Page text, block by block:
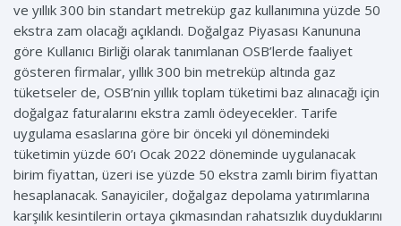
ve yıllık 300 bin standart metreküp gaz kullanımına yüzde 50
ekstra zam olacağı açıklandı. Doğalgaz Piyasası Kanununa
göre Kullanıcı Birliği olarak tanımlanan OSB’lerde faaliyet
gösteren firmalar, yıllık 300 bin metreküp altında gaz
tüketseler de, OSB’nin yıllık toplam tüketimi baz alınacağı için
doğalgaz faturalarını ekstra zamlı ödeyecekler. Tarife
uygulama esaslarına göre bir önceki yıl dönemindeki
tüketimin yüzde 60’ı Ocak 2022 döneminde uygulanacak
birim fiyattan, üzeri ise yüzde 50 ekstra zamlı birim fiyattan
hesaplanacak. Sanayiciler, doğalgaz depolama yatırımlarına
karşılık kesintilerin ortaya çıkmasından rahatsızlık duyduklarını